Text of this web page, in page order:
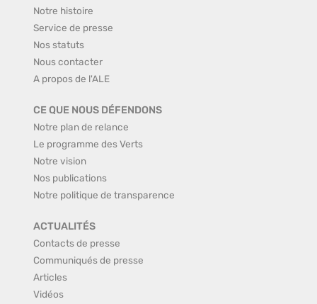
Notre histoire
Service de presse
Nos statuts
Nous contacter
A propos de l'ALE
CE QUE NOUS DÉFENDONS
Notre plan de relance
Le programme des Verts
Notre vision
Nos publications
Notre politique de transparence
ACTUALITÉS
Contacts de presse
Communiqués de presse
Articles
Vidéos